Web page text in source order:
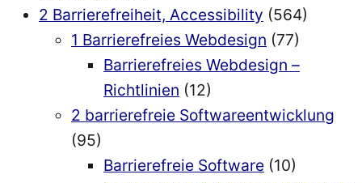
2 Barrierefreiheit, Accessibility (564)
1 Barrierefreies Webdesign (77)
Barrierefreies Webdesign –
Richtlinien (12)
2 barrierefreie Softwareentwicklung
(95)
Barrierefreie Software (10)